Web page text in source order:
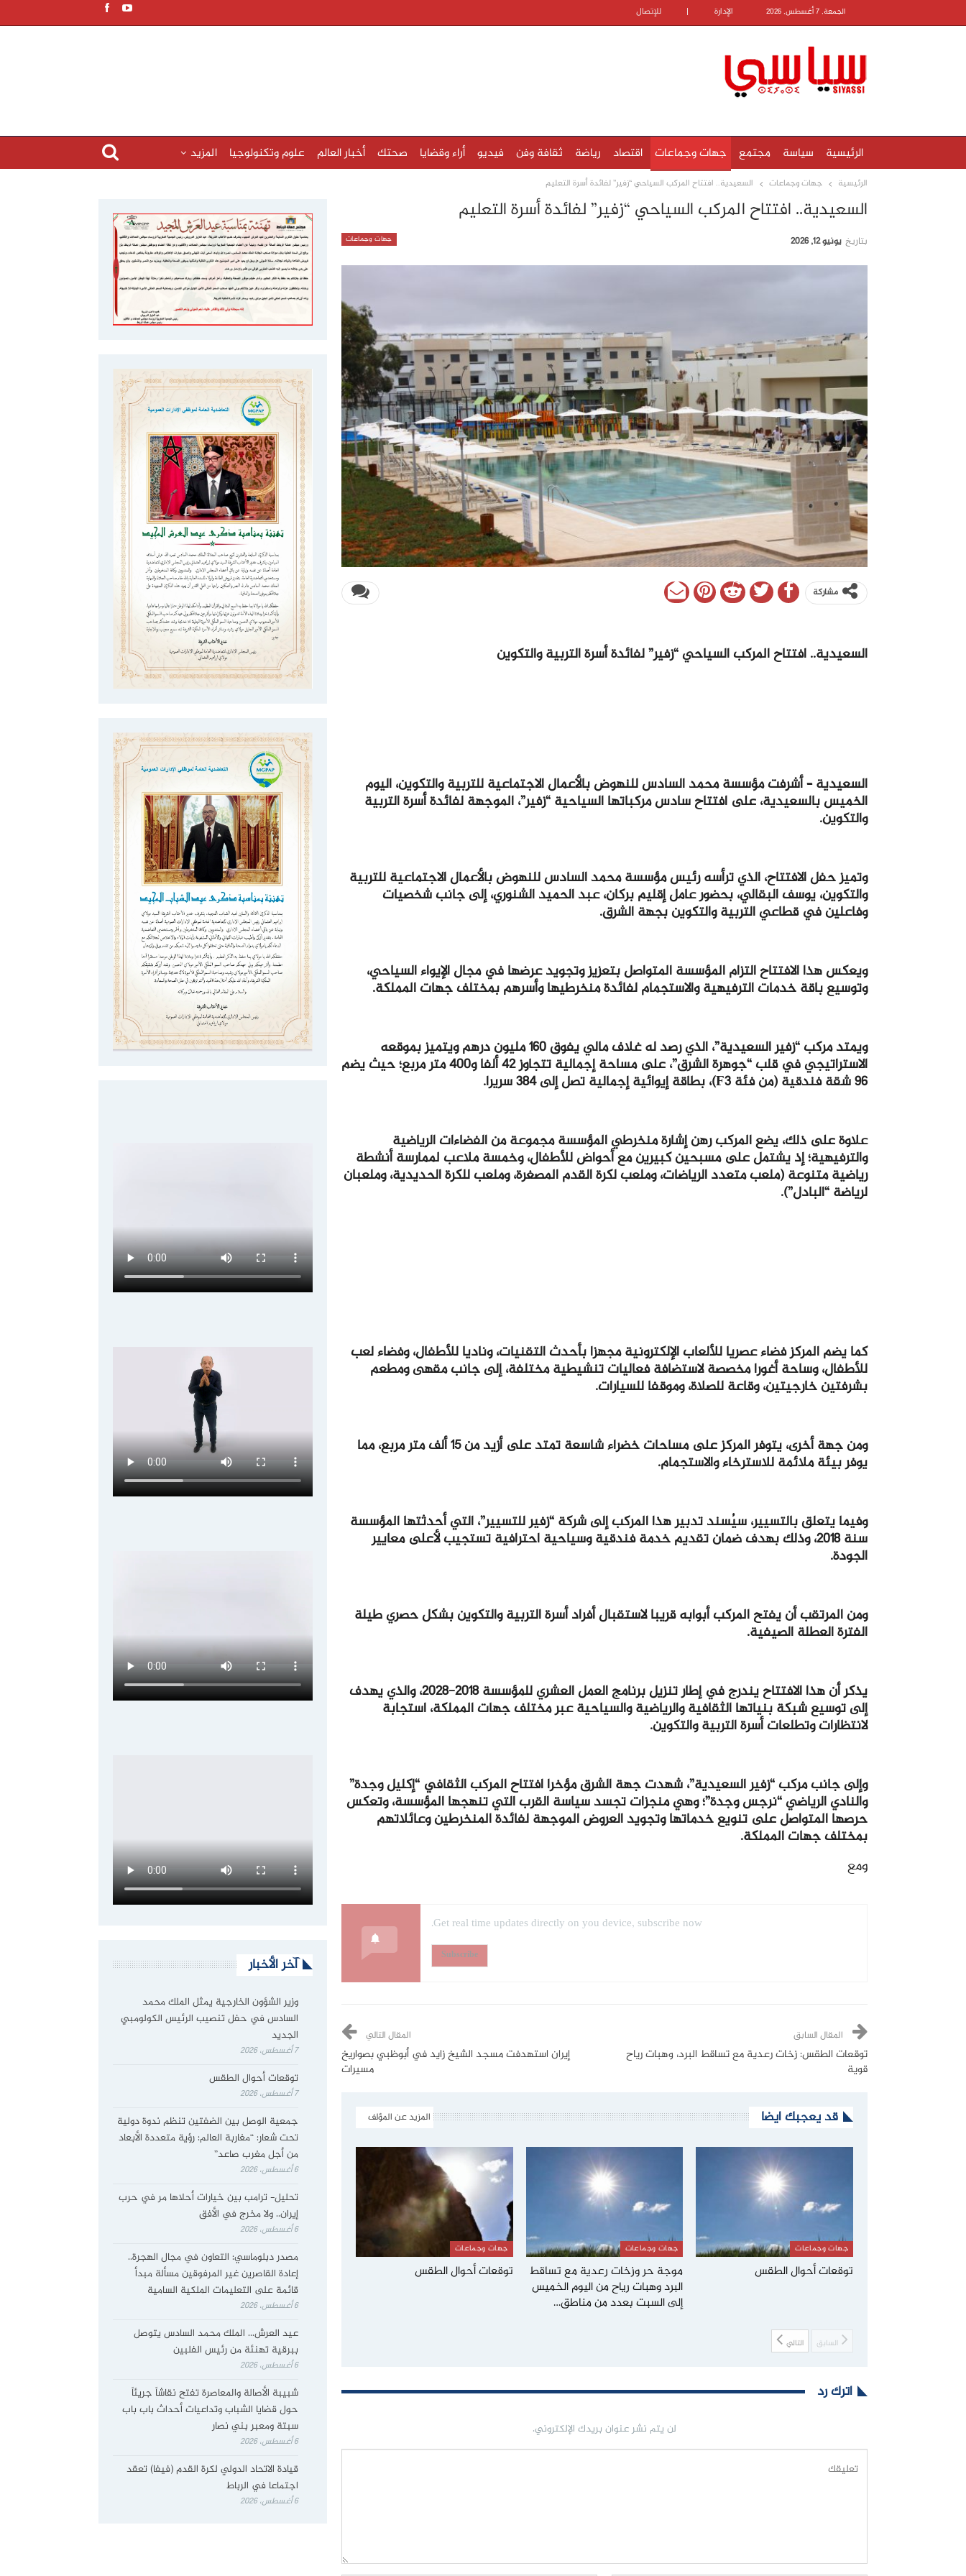
الجمعة, 7 أغسطس, 2026 الإدارة | للإتصال
الرئيسية سياسة مجتمع جهات وجماعات اقتصاد رياضة ثقافة وفن فيديو أراء وقضايا صحتك أخبار العالم علوم وتكنولوجيا المزيد
الرئيسية جهات وجماعات السعيدية.. افتتاح المركب السياحي “زفير” لفائدة أسرة التعليم
السعيدية.. افتتاح المركب السياحي “زفير” لفائدة أسرة التعليم
جهات وجماعات بتاريخ يونيو 12, 2026
مشاركة
السعيدية.. افتتاح المركب السياحي “زفير” لفائدة أسرة التربية والتكوين
السعيدية – أشرفت مؤسسة محمد السادس للنهوض بالأعمال الاجتماعية للتربية والتكوين، اليوم
الخميس بالسعيدية، على افتتاح سادس مركباتها السياحية “زفير”، الموجهة لفائدة أسرة التربية
والتكوين.
وتميز حفل الافتتاح، الذي ترأسه رئيس مؤسسة محمد السادس للنهوض بالأعمال الاجتماعية للتربية
والتكوين، يوسف البقالي، بحضور عامل إقليم بركان، عبد الحميد الشنوري، إلى جانب شخصيات
وفاعلين في قطاعي التربية والتكوين بجهة الشرق.
ويعكس هذا الافتتاح التزام المؤسسة المتواصل بتعزيز وتجويد عرضها في مجال الإيواء السياحي،
وتوسيع باقة خدمات الترفيهية والاستجمام لفائدة منخرطيها وأسرهم بمختلف جهات المملكة.
ويمتد مركب “زفير السعيدية”، الذي رصد له غلاف مالي يفوق 160 مليون درهم ويتميز بموقعه
الاستراتيجي في قلب “جوهرة الشرق”، على مساحة إجمالية تتجاوز 42 ألفا و400 متر مربع؛ حيث يضم
96 شقة فندقية (من فئة F3)، بطاقة إيوائية إجمالية تصل إلى 384 سريرا.
علاوة على ذلك، يضع المركب رهن إشارة منخرطي المؤسسة مجموعة من الفضاءات الرياضية
والترفيهية؛ إذ يشتمل على مسبحين كبيرين مع أحواض للأطفال، وخمسة ملاعب لممارسة أنشطة
رياضية متنوعة (ملعب متعدد الرياضات، وملعب لكرة القدم المصغرة، وملعب للكرة الحديدية، وملعبان
لرياضة “البادل”).
كما يضم المركز فضاء عصريا للألعاب الإلكترونية مجهزا بأحدث التقنيات، وناديا للأطفال، وفضاء لعب
للأطفال، وساحة أغورا مخصصة لاستضافة فعاليات تنشيطية مختلفة، إلى جانب مقهى ومطعم
بشرفتين خارجيتين، وقاعة للصلاة، وموقفا للسيارات.
ومن جهة أخرى، يتوفر المركز على مساحات خضراء شاسعة تمتد على أزيد من 15 ألف متر مربع، مما
يوفر بيئة ملائمة للاسترخاء والاستجمام.
وفيما يتعلق بالتسيير، سيُسند تدبير هذا المركب إلى شركة “زفير للتسيير”، التي أحدثتها المؤسسة
سنة 2018، وذلك بهدف ضمان تقديم خدمة فندقية وسياحية احترافية تستجيب لأعلى معايير
الجودة.
ومن المرتقب أن يفتح المركب أبوابه قريبا لاستقبال أفراد أسرة التربية والتكوين بشكل حصري طيلة
الفترة العطلة الصيفية.
يذكر أن هذا الافتتاح يندرج في إطار تنزيل برنامج العمل العشري للمؤسسة 2018-2028، والذي يهدف
إلى توسيع شبكة بنياتها الثقافية والرياضية والسياحية عبر مختلف جهات المملكة، استجابة
لانتظارات وتطلعات أسرة التربية والتكوين.
وإلى جانب مركب “زفير السعيدية”، شهدت جهة الشرق مؤخرا افتتاح المركب الثقافي “إكليل وجدة”
والنادي الرياضي “نرجس وجدة”؛ وهي منجزات تجسد سياسة القرب التي تنهجها المؤسسة، وتعكس
حرصها المتواصل على تنويع خدماتها وتجويد العروض الموجهة لفائدة المنخرطين وعائلاتهم
بمختلف جهات المملكة.
ومع
Get real time updates directly on you device, subscribe now.
Subscribe
المقال السابق
توقعات الطقس: زخات رعدية مع تساقط البرد، وهبات رياح
قوية
المقال التالي
إيران استهدفت مسجد الشيخ زايد في أبوظبي بصواريخ
مسيرات
قد يعجبك ايضا المزيد عن المؤلف
جهات وجماعات
توقعات أحوال الطقس
جهات وجماعات
موجة حر وزخات رعدية مع تساقط
البرد وهبات رياح من اليوم الخميس
إلى السبت بعدد من مناطق…
جهات وجماعات
توقعات أحوال الطقس
السابق التالي
اترك رد
لن يتم نشر عنوان بريدك الإلكتروني.
آخر الأخبار
وزير الشؤون الخارجية يمثل الملك محمد
السادس في حفل تنصيب الرئيس الكولومبي
الجديد
7 أغسطس، 2026
توقعات أحوال الطقس
7 أغسطس، 2026
جمعية الوصل بين الضفتين تنظم ندوة دولية
تحت شعار: “مغاربة العالم: رؤية متعددة الأبعاد
من أجل مغرب صاعد”
6 أغسطس، 2026
تحليل- ترامب بين خيارات أحلاها مر في حرب
إيران.. ولا مخرج في الأفق
6 أغسطس، 2026
مصدر دبلوماسي: التعاون في مجال الهجرة..
إعادة القاصرين غير المرفوقين مسألة مبدأ
قائمة على التعليمات الملكية السامية
6 أغسطس، 2026
عيد العرش… الملك محمد السادس يتوصل
ببرقية تهنئة من رئيس الفلبين
6 أغسطس، 2026
شبيبة الأصالة والمعاصرة تفتح نقاشاً جريئاً
حول قضايا الشباب وتداعيات أحداث باب باب
سبتة ومعبر بني نصار
6 أغسطس، 2026
قيادة الاتحاد الدولي لكرة القدم (فيفا) تعقد
اجتماعا في الرباط
6 أغسطس، 2026